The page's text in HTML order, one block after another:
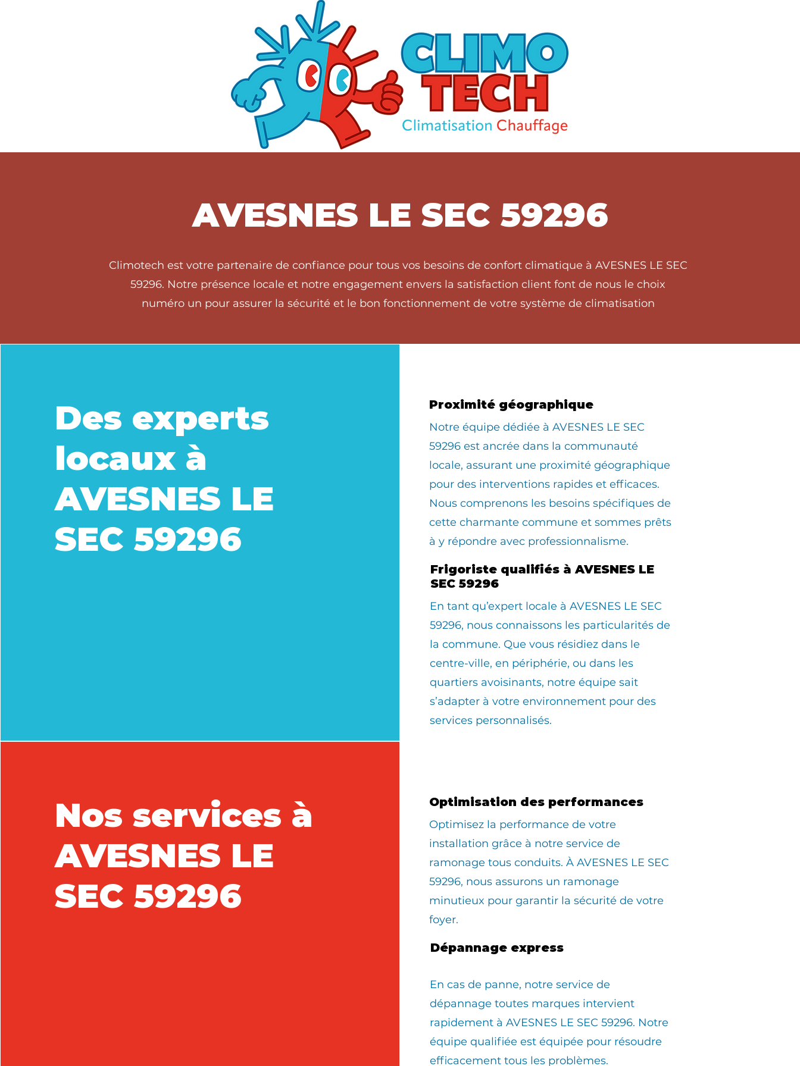
AVESNES LE SEC 59296
Climotech est votre partenaire de confiance pour tous vos besoins de confort climatique à AVESNES LE SEC
59296. Notre présence locale et notre engagement envers la satisfaction client font de nous le choix
numéro un pour assurer la sécurité et le bon fonctionnement de votre système de climatisation
Des experts
locaux à
AVESNES LE
SEC 59296
Proximité géographique
​Notre équipe dédiée à AVESNES LE SEC
59296 est ancrée dans la communauté
locale, assurant une proximité géographique
pour des interventions rapides et efficaces.
Nous comprenons les besoins spécifiques de
cette charmante commune et sommes prêts
à y répondre avec professionnalisme.
Frigoriste qualifiés à AVESNES LE
SEC 59296
En tant qu’expert locale à AVESNES LE SEC
59296, nous connaissons les particularités de
la commune. Que vous résidiez dans le
centre-ville, en périphérie, ou dans les
quartiers avoisinants, notre équipe sait
s’adapter à votre environnement pour des
services personnalisés.
Nos services à
AVESNES LE
SEC 59296
Optimisation des performances
Optimisez la performance de votre
installation grâce à notre service de
ramonage tous conduits. À AVESNES LE SEC
59296, nous assurons un ramonage
minutieux pour garantir la sécurité de votre
foyer.
Dépannage express
En cas de panne, notre service de
dépannage toutes marques intervient
rapidement à AVESNES LE SEC 59296. Notre
équipe qualifiée est équipée pour résoudre
efficacement tous les problèmes.